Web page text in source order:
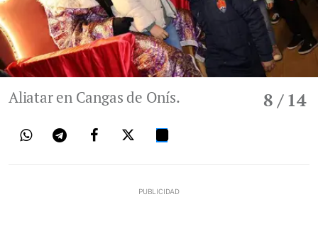
8/ 14
Aliatar en Cangas de Onís.